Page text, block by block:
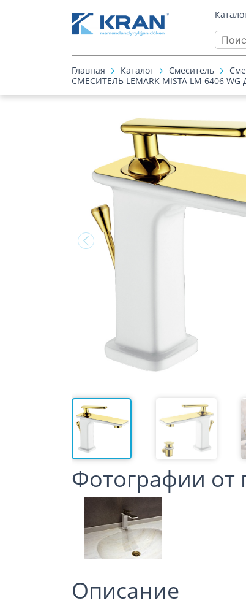
Главная Каталог Смеситель
СМЕСИТЕЛЬ LEMARK MISTA LM 6406
Фотографии от
Описание